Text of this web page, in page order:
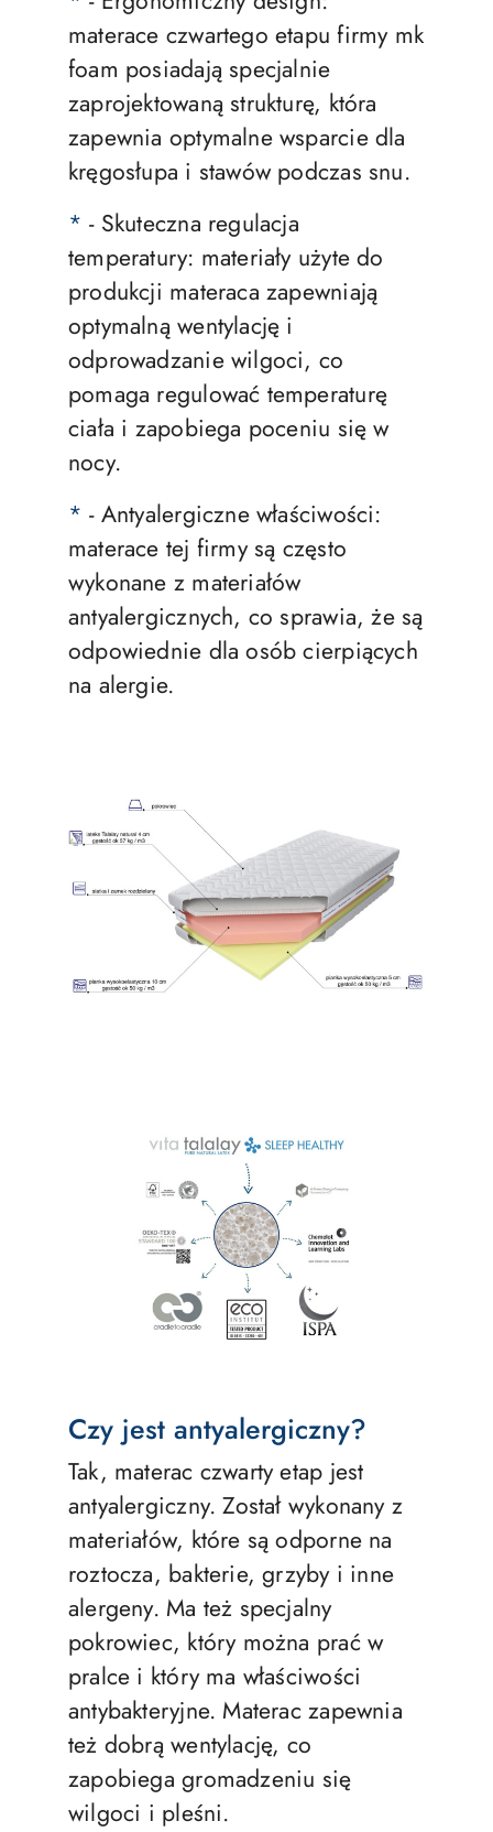
materace czwartego etapu firmy mk
foam posiadają specjalnie
zaprojektowaną strukturę, która
zapewnia optymalne wsparcie dla
kręgosłupa i stawów podczas snu.
* - Skuteczna regulacja
temperatury: materiały użyte do
produkcji materaca zapewniają
optymalną wentylację i
odprowadzanie wilgoci, co
pomaga regulować temperaturę
ciała i zapobiega poceniu się w
nocy.
* - Antyalergiczne właściwości:
materace tej firmy są często
wykonane z materiałów
antyalergicznych, co sprawia, że są
odpowiednie dla osób cierpiących
na alergie.
Czy jest antyalergiczny?
Tak, materac czwarty etap jest
antyalergiczny. Został wykonany z
materiałów, które są odporne na
roztocza, bakterie, grzyby i inne
alergeny. Ma też specjalny
pokrowiec, który można prać w
pralce i który ma właściwości
antybakteryjne. Materac zapewnia
też dobrą wentylację, co
zapobiega gromadzeniu się
wilgoci i pleśni.